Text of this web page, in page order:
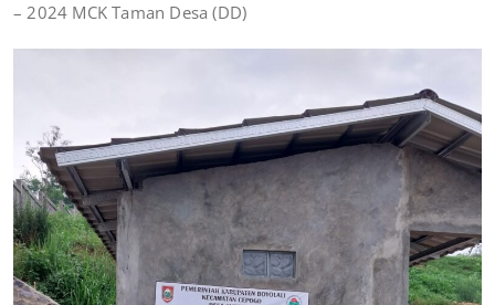
– 2024 MCK Taman Desa (DD)